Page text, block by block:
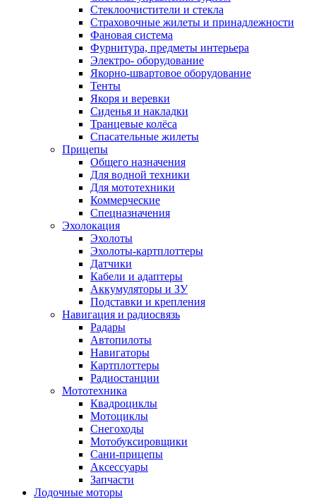
Стеклоочистители и стекла
Страховочные жилеты и принадлежности
Фановая система
Фурнитура, предметы интерьера
Электро- оборудование
Якорно-швартовое оборудование
Тенты
Якоря и веревки
Сиденья и накладки
Транцевые колёса
Спасательные жилеты
Прицепы
Общего назначения
Для водной техники
Для мототехники
Коммерческие
Спецназначения
Эхолокация
Эхолоты
Эхолоты-картплоттеры
Датчики
Кабели и адаптеры
Аккумуляторы и ЗУ
Подставки и крепления
Навигация и радиосвязь
Радары
Автопилоты
Навигаторы
Картплоттеры
Радиостанции
Мототехника
Квадроциклы
Мотоциклы
Снегоходы
Мотобуксировщики
Сани-прицепы
Аксессуары
Запчасти
Лодочные моторы